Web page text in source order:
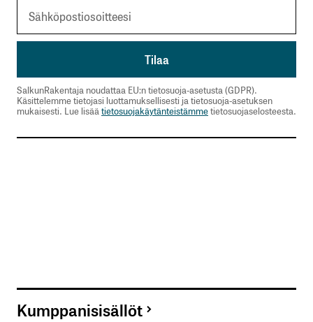
SalkunRakentaja noudattaa EU:n tietosuoja-asetusta (GDPR).
Käsittelemme tietojasi luottamuksellisesti ja tietosuoja-asetuksen
mukaisesti. Lue lisäätietosuojakäytänteistämmetietosuojaselosteesta.
Kumppanisisällöt